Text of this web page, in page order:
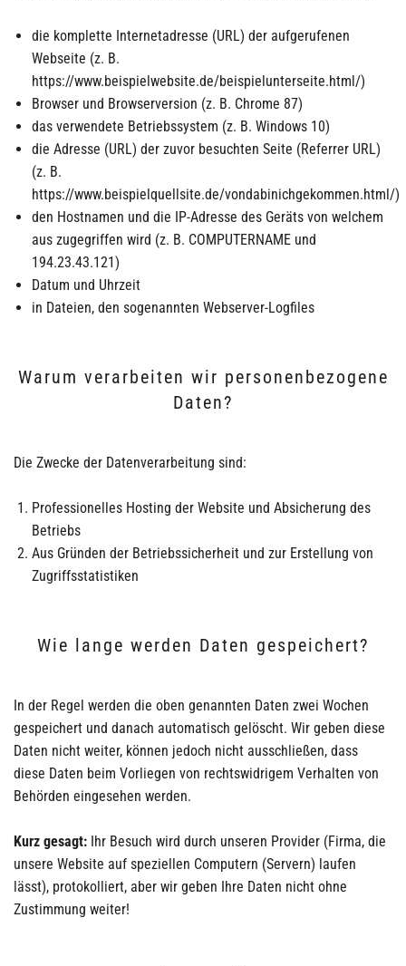
die komplette Internetadresse (URL) der aufgerufenen
Webseite (z. B.
https://www.beispielwebsite.de/beispielunterseite.html/)
Browser und Browserversion (z. B. Chrome 87)
das verwendete Betriebssystem (z. B. Windows 10)
die Adresse (URL) der zuvor besuchten Seite (Referrer URL)
(z. B.
https://www.beispielquellsite.de/vondabinichgekommen.html/)
den Hostnamen und die IP-Adresse des Geräts von welchem
aus zugegriffen wird (z. B. COMPUTERNAME und
194.23.43.121)
Datum und Uhrzeit
in Dateien, den sogenannten Webserver-Logfiles
Warum verarbeiten wir personenbezogene
Daten?
Die Zwecke der Datenverarbeitung sind:
Professionelles Hosting der Website und Absicherung des
Betriebs
Aus Gründen der Betriebssicherheit und zur Erstellung von
Zugriffsstatistiken
Wie lange werden Daten gespeichert?
In der Regel werden die oben genannten Daten zwei Wochen
gespeichert und danach automatisch gelöscht. Wir geben diese
Daten nicht weiter, können jedoch nicht ausschließen, dass
diese Daten beim Vorliegen von rechtswidrigem Verhalten von
Behörden eingesehen werden.
Kurz gesagt: Ihr Besuch wird durch unseren Provider (Firma, die
unsere Website auf speziellen Computern (Servern) laufen
lässt), protokolliert, aber wir geben Ihre Daten nicht ohne
Zustimmung weiter!